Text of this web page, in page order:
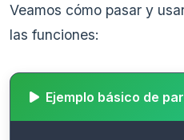
Veamos cómo pasar y
las funciones:
Ejemplo básico de